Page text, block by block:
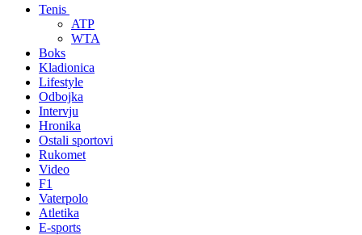
Tenis
ATP
WTA
Boks
Kladionica
Lifestyle
Odbojka
Intervju
Hronika
Ostali sportovi
Rukomet
Video
F1
Vaterpolo
Atletika
E-sports